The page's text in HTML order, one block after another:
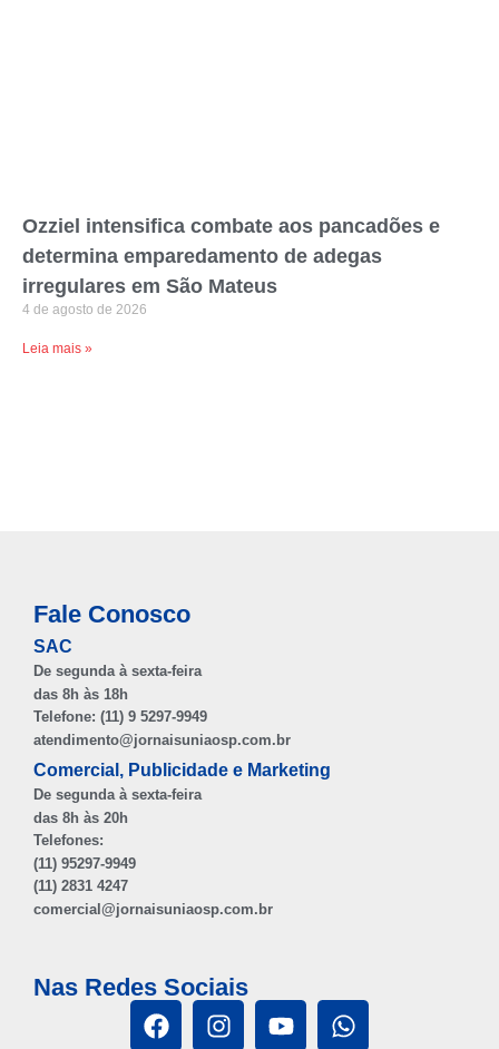
Ozziel intensifica combate aos pancadões e
determina emparedamento de adegas
irregulares em São Mateus
4 de agosto de 2026
Leia mais »
Fale Conosco
SAC
De segunda à sexta-feira
das 8h às 18h
Telefone: (11) 9 5297-9949
atendimento@jornaisuniaosp.com.br
Comercial, Publicidade e Marketing
De segunda à sexta-feira
das 8h às 20h
Telefones:
(11) 95297-9949
(11) 2831 4247
comercial@jornaisuniaosp.com.br
Nas Redes Sociais